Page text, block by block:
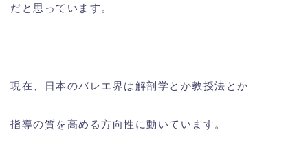
だと思っています。
現在、日本のバレエ界は解剖学とか教授法とか
指導の質を高める方向性に動いています。